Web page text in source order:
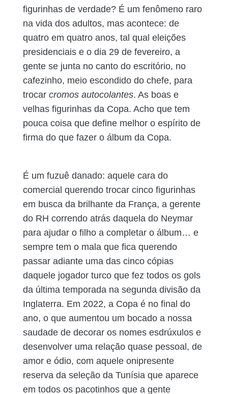
figurinhas de verdade? É um fenômeno raro
na vida dos adultos, mas acontece: de
quatro em quatro anos, tal qual eleições
presidenciais e o dia 29 de fevereiro, a
gente se junta no canto do escritório, no
cafezinho, meio escondido do chefe, para
trocar cromos autocolantes. As boas e
velhas figurinhas da Copa. Acho que tem
pouca coisa que define melhor o espírito de
firma do que fazer o álbum da Copa.
É um fuzuê danado: aquele cara do
comercial querendo trocar cinco figurinhas
em busca da brilhante da França, a gerente
do RH correndo atrás daquela do Neymar
para ajudar o filho a completar o álbum… e
sempre tem o mala que fica querendo
passar adiante uma das cinco cópias
daquele jogador turco que fez todos os gols
da última temporada na segunda divisão da
Inglaterra. Em 2022, a Copa é no final do
ano, o que aumentou um bocado a nossa
saudade de decorar os nomes esdrúxulos e
desenvolver uma relação quase pessoal, de
amor e ódio, com aquele onipresente
reserva da seleção da Tunísia que aparece
em todos os pacotinhos que a gente